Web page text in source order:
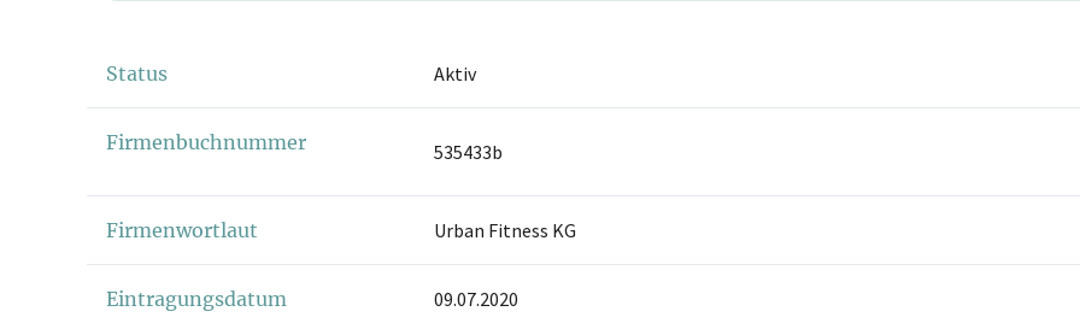
Status Aktiv
Firmenbuchnummer 535433b
Firmenwortlaut Urban Fitness KG
Eintragungsdatum 09.07.2020